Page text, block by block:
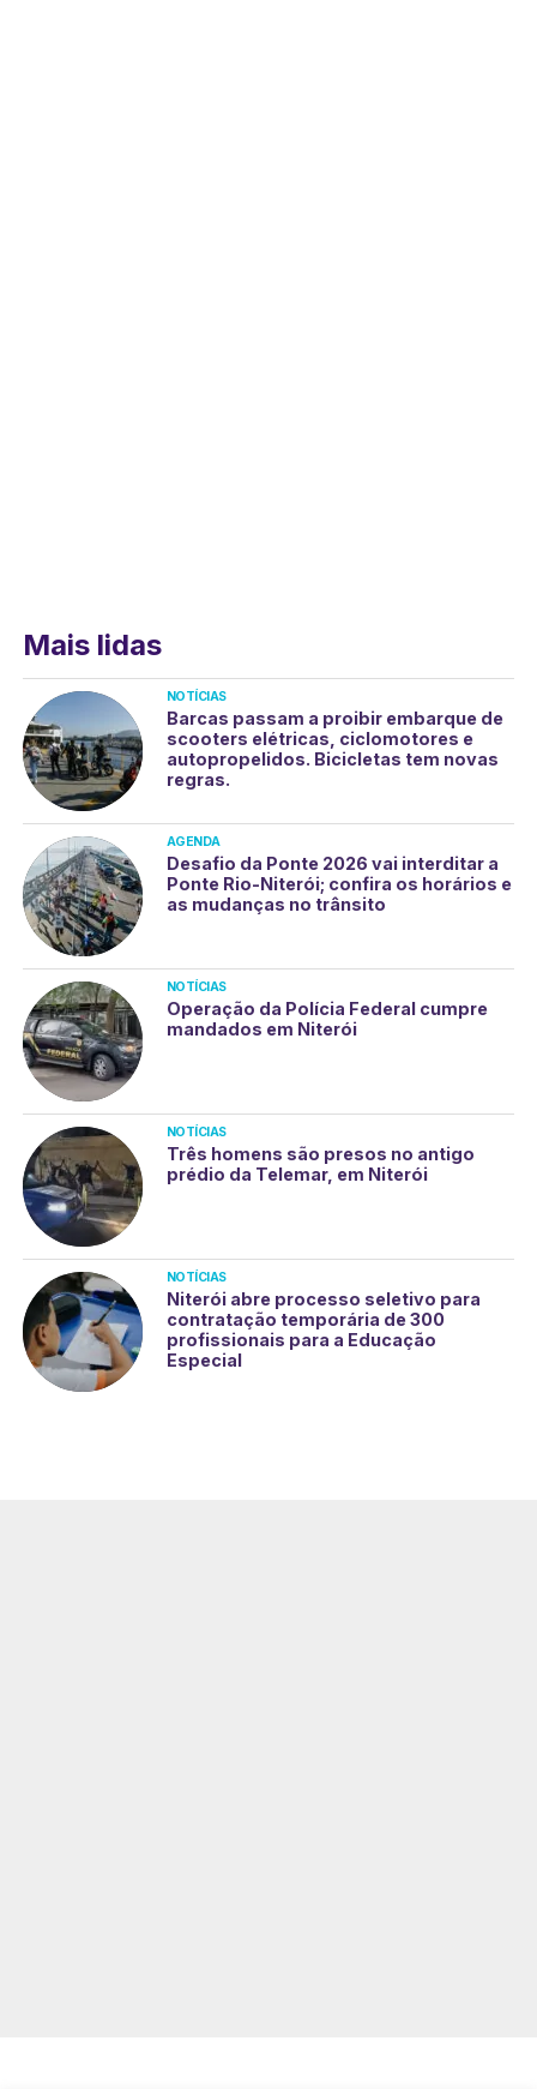
Mais lidas
NOTÍCIAS
Barcas passam a proibir embarque de
scooters elétricas, ciclomotores e
autopropelidos. Bicicletas tem novas
regras.
AGENDA
Desafio da Ponte 2026 vai interditar a
Ponte Rio-Niterói; confira os horários e
as mudanças no trânsito
NOTÍCIAS
Operação da Polícia Federal cumpre
mandados em Niterói
NOTÍCIAS
Três homens são presos no antigo
prédio da Telemar, em Niterói
NOTÍCIAS
Niterói abre processo seletivo para
contratação temporária de 300
profissionais para a Educação
Especial